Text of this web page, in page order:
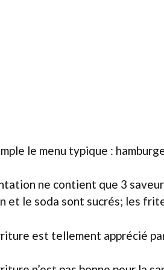
le menu typique :
ne contient que 3
et le soda sont sucrés; les
est tellement apprécié